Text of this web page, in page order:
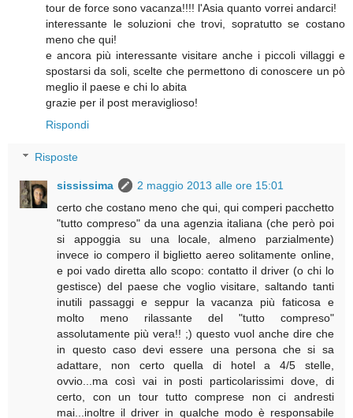
tour de force sono vacanza!!!! l'Asia quanto vorrei andarci!
interessante le soluzioni che trovi, sopratutto se costano
meno che qui!
e ancora più interessante visitare anche i piccoli villaggi e
spostarsi da soli, scelte che permettono di conoscere un pò
meglio il paese e chi lo abita
grazie per il post meraviglioso!
Rispondi
Risposte
sississima
2 maggio 2013 alle ore 15:01
certo che costano meno che qui, qui comperi pacchetto
"tutto compreso" da una agenzia italiana (che però poi
si appoggia su una locale, almeno parzialmente)
invece io compero il biglietto aereo solitamente online,
e poi vado diretta allo scopo: contatto il driver (o chi lo
gestisce) del paese che voglio visitare, saltando tanti
inutili passaggi e seppur la vacanza più faticosa e
molto meno rilassante del "tutto compreso"
assolutamente più vera!! ;) questo vuol anche dire che
in questo caso devi essere una persona che si sa
adattare, non certo quella di hotel a 4/5 stelle,
ovvio...ma così vai in posti particolarissimi dove, di
certo, con un tour tutto comprese non ci andresti
mai...inoltre il driver in qualche modo è responsabile